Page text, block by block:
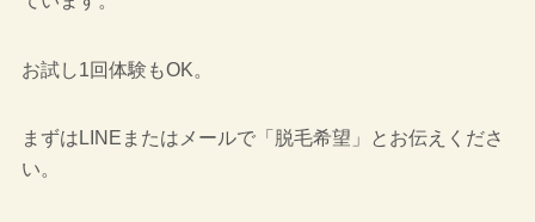
お試し1回体験もOK。
まずはLINEまたはメールで「脱毛希望」とお伝えくださ
い。